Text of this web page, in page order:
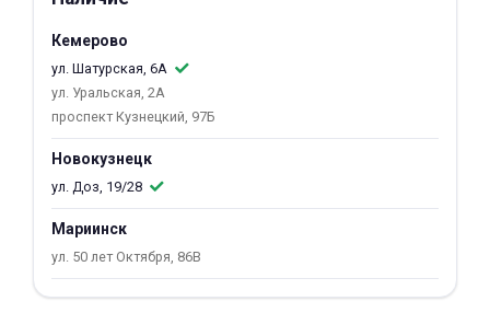
Кемерово
ул. Шатурская, 6А
ул. Уральская, 2А
проспект Кузнецкий, 97Б
Новокузнецк
ул. Доз, 19/28
Мариинск
ул. 50 лет Октября, 86В
25
недели
Остались вопросы?